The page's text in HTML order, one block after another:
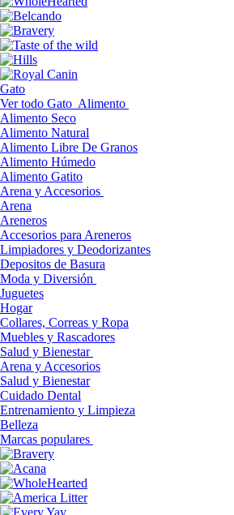
Gato
Ver todo Gato Alimento
Alimento Seco
Alimento Natural
Alimento Libre De Granos
Alimento Húmedo
Alimento Gatito
Arena y Accesorios
Arena
Areneros
Accesorios para Areneros
Limpiadores y Deodorizantes
Depositos de Basura
Moda y Diversión
Juguetes
Hogar
Collares, Correas y Ropa
Muebles y Rascadores
Salud y Bienestar
Arena y Accesorios
Salud y Bienestar
Cuidado Dental
Entrenamiento y Limpieza
Belleza
Marcas populares